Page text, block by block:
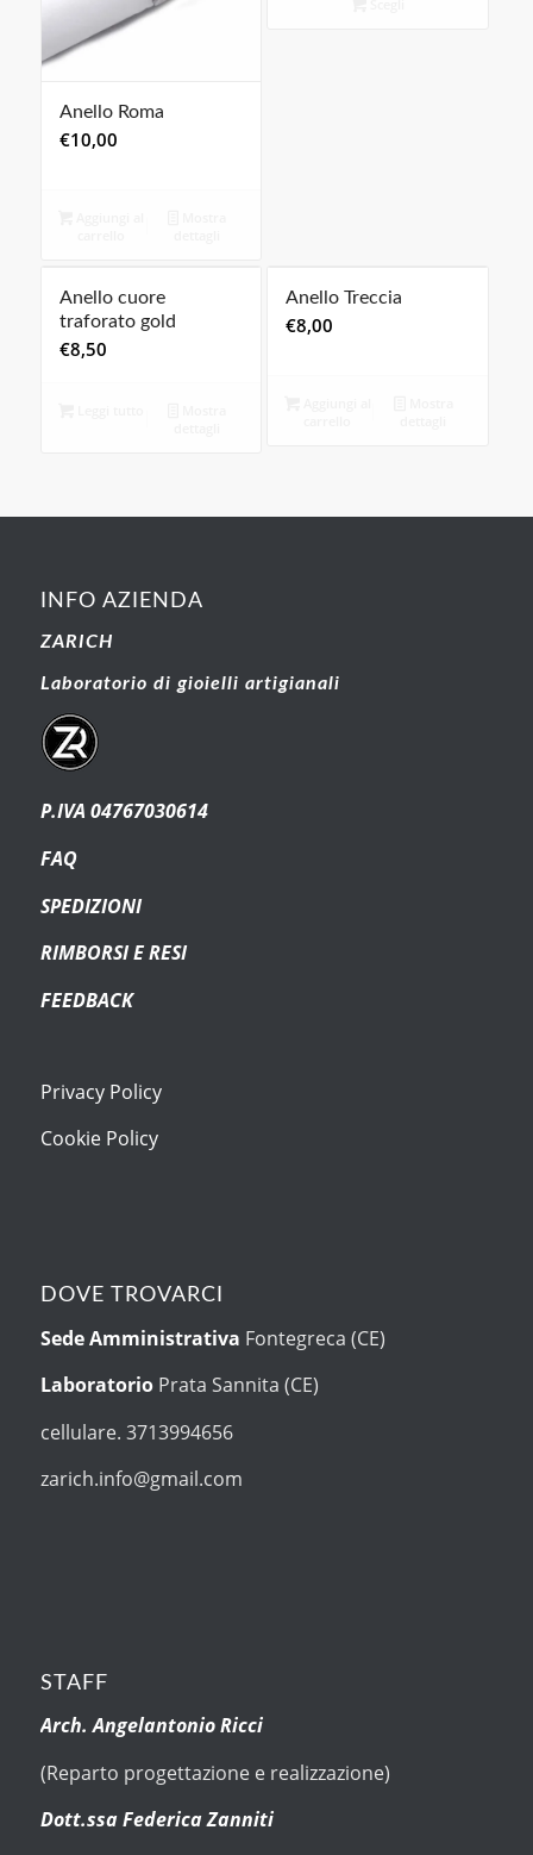
Anello Roma
€10,00
Anello cuore
traforato gold
€8,50
Anello Treccia
€8,00
INFO AZIENDA
ZARICH
Laboratorio di gioielli artigianali
P.IVA 04767030614
FAQ
SPEDIZIONI
RIMBORSI E RESI
FEEDBACK
Privacy Policy
Cookie Policy
DOVE TROVARCI
Sede Amministrativa Fontegreca (CE)
Laboratorio Prata Sannita (CE)
cellulare. 3713994656
zarich.info@gmail.com
STAFF
Arch. Angelantonio Ricci
(Reparto progettazione e realizzazione)
Dott.ssa Federica Zanniti